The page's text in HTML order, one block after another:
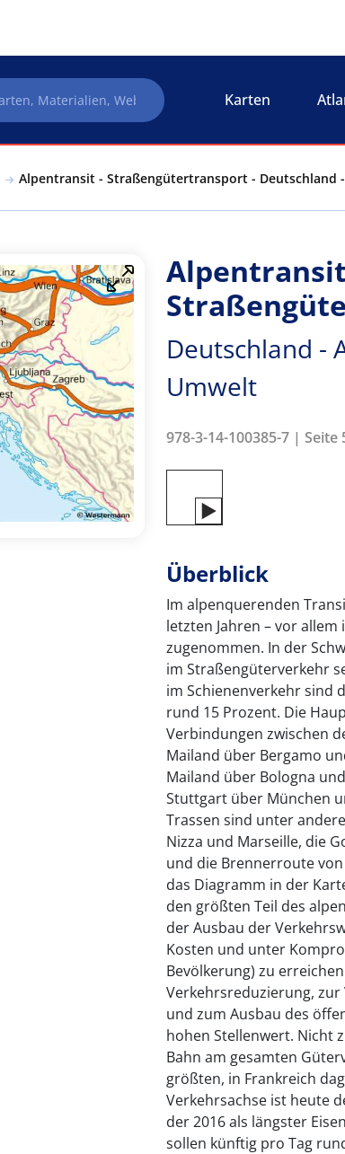
Karten
Alpentransit - Straßengütertransport - Deutschland
Deutschland -
Umwelt
978-3-14-100385-7 | Seite
Überblick
Im alpenquerenden
letzten Jahren – vor
zugenommen. In der
im Straßengüterverkehr
im Schienenverkehr sind
rund 15 Prozent. Die
Verbindungen zwischen
Mailand über Bergamo
Mailand über Bologna
Stuttgart über München
Trassen sind unter
Nizza und Marseille, die
und die Brennerroute
das Diagramm in der
den größten Teil des
der Ausbau der
Kosten und unter
Bevölkerung) zu
Verkehrsreduzierung, zur
und zum Ausbau des
hohen Stellenwert. Nicht
Bahn am gesamten
größten, in Frankreich
Verkehrsachse ist heute
der 2016 als längster
sollen künftig pro Tag